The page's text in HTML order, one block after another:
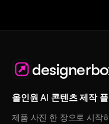
올인원 AI 콘텐츠 제작
제품 사진 한 장으로 시작